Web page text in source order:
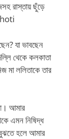
রাস্তায় ছুঁড়ে
যা ভাবছেন
থেকে কলকাতা
মা ললিতাকে তার
আমার
এমন নিষিদ্ধ
হলে আমার